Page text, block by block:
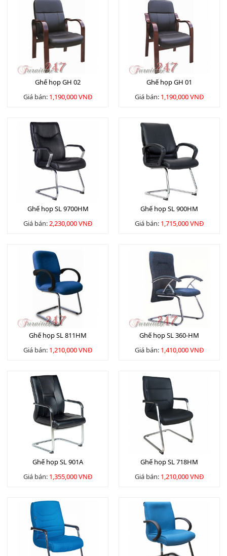
Ghế họp GH 02
Giá bán: 1,190,000 VNĐ
Ghế họp GH 01
Giá bán: 1,190,000 VNĐ
Ghế họp SL 9700HM
Giá bán:2,230,000 VNĐ
Ghế họp SL 900HM
Giá bán: 1,715,000 VNĐ
Ghế họp SL 811HM
Giá bán: 1,210,000 VNĐ
Ghế họp SL 360-HM
Giá bán: 1,410,000 VNĐ
Ghế họp SL 901A
Giá bán: 1,355,000 VNĐ
Ghế họp SL 718HM
Giá bán: 1,210,000 VNĐ